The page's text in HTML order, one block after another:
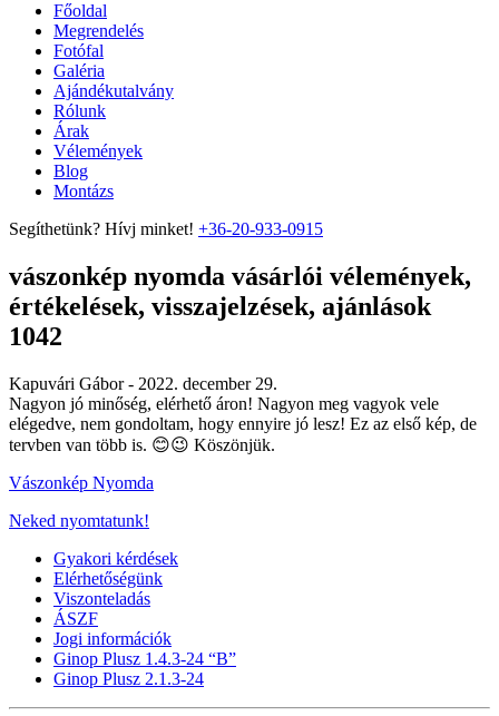
Főoldal
Megrendelés
Fotófal
Galéria
Ajándékutalvány
Rólunk
Árak
Vélemények
Blog
Montázs
Segíthetünk? Hívj minket! +36-20-933-0915
vászonkép nyomda vásárlói vélemények,
értékelések, visszajelzések, ajánlások
1042
Kapuvári Gábor - 2022. december 29.
Nagyon jó minőség, elérhető áron! Nagyon meg vagyok vele
elégedve, nem gondoltam, hogy ennyire jó lesz! Ez az első kép, de
tervben van több is. 😊😉 Köszönjük.
Vászonkép Nyomda
Neked nyomtatunk!
Gyakori kérdések
Elérhetőségünk
Viszonteladás
ÁSZF
Jogi információk
Ginop Plusz 1.4.3-24 “B”
Ginop Plusz 2.1.3-24